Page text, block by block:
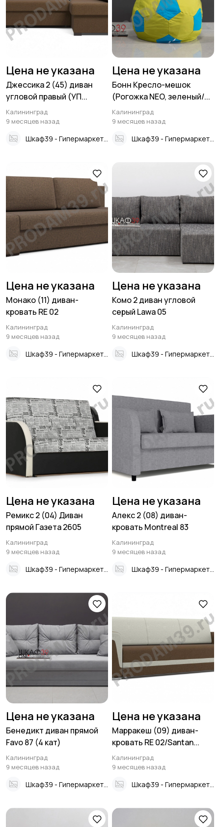
Цена не указана
Джессика 2 (45) диван
угловой правый (УП...
Калининград
9 месяцев назад
Цена не указана
Бонн Кресло-мешок
(Рогожка NEO, зеленый/...
Калининград
9 месяцев назад
Цена не указана
Монако (11) диван-
кровать RE 02
Калининград
9 месяцев назад
Цена не указана
Комо 2 диван угловой
серый Lawa 05
Калининград
9 месяцев назад
Цена не указана
Ремикс 2 (04) Диван
прямой Газета 2605
Калининград
9 месяцев назад
Цена не указана
Алекс 2 (08) диван-
кровать Montreal 83
Калининград
9 месяцев назад
Цена не указана
Бенедикт диван прямой
Favo 87 (4 кат)
Калининград
9 месяцев назад
Цена не указана
Марракеш (09) диван-
кровать RE 02/Santan...
Калининград
9 месяцев назад